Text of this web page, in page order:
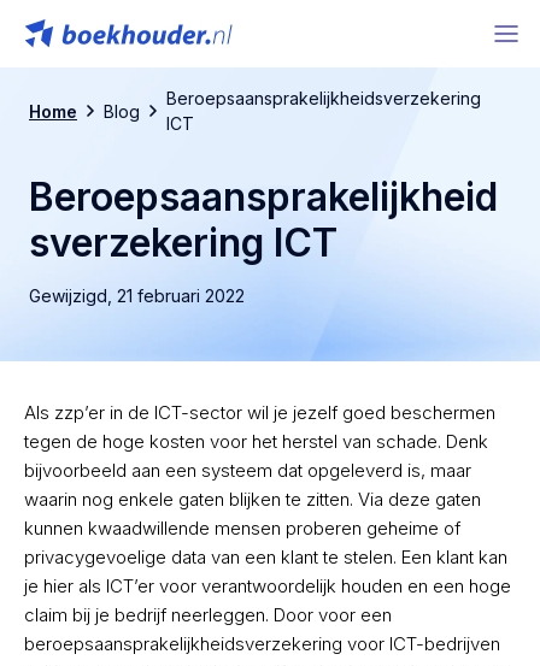
Home Blog
Beroepsaansprakelijkheidsverzekering
ICT
Beroepsaansprakelijkheid
sverzekering ICT
Gewijzigd, 21 februari 2022
Als zzp’er in de ICT-sector wil je jezelf goed beschermen
tegen de hoge kosten voor het herstel van schade. Denk
bijvoorbeeld aan een systeem dat opgeleverd is, maar
waarin nog enkele gaten blijken te zitten. Via deze gaten
kunnen kwaadwillende mensen proberen geheime of
privacygevoelige data van een klant te stelen. Een klant kan
je hier als ICT’er voor verantwoordelijk houden en een hoge
claim bij je bedrijf neerleggen. Door voor een
beroepsaansprakelijkheidsverzekering voor ICT-bedrijven